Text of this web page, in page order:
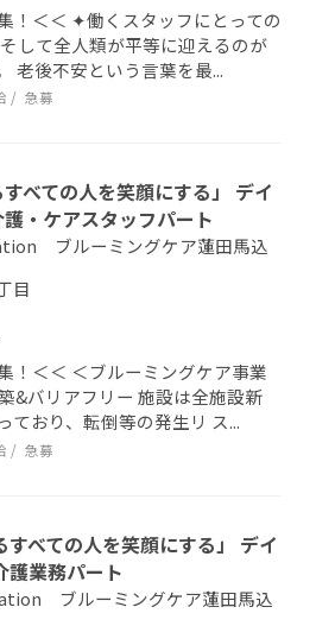
！＜＜ ✦働くスタッフにとっての
して全人類が平等に迎えるのが
老後不安という言葉を最...
急募
すべての人を笑顔にする」 デイ
・ケアスタッフパート
ブルーミングケア蓮田馬込
目
！＜＜ ＜ブルーミングケア事業
&バリアフリー 施設は全施設新
ており、転倒等の発生リ ス...
急募
すべての人を笑顔にする」 デイ
護業務パート
ブルーミングケア蓮田馬込